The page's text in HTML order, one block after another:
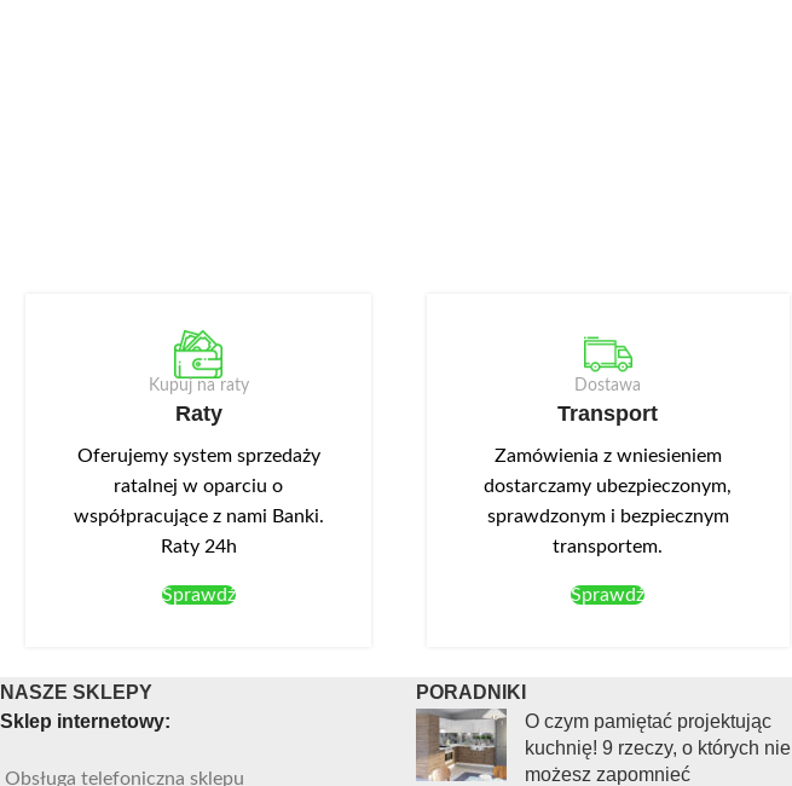
Kupuj na raty
Raty
Oferujemy system sprzedaży
ratalnej w oparciu o
współpracujące z nami Banki.
Raty 24h
Sprawdź
Dostawa
Transport
Zamówienia z wniesieniem
dostarczamy ubezpieczonym,
sprawdzonym i bezpiecznym
transportem.
Sprawdź
NASZE SKLEPY
Sklep internetowy:
Obsługa telefoniczna sklepu
PORADNIKI
O czym pamiętać projektując
kuchnię! 9 rzeczy, o których nie
możesz zapomnieć